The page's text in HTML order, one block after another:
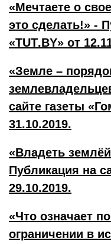
«Мечтаете о
это сделать!» -
«TUT.BY» от
«Земле –
сайте газеты
31.10.2019.
«Владеть
Публикация на
29.10.2019.
«Что означает
ограничении в